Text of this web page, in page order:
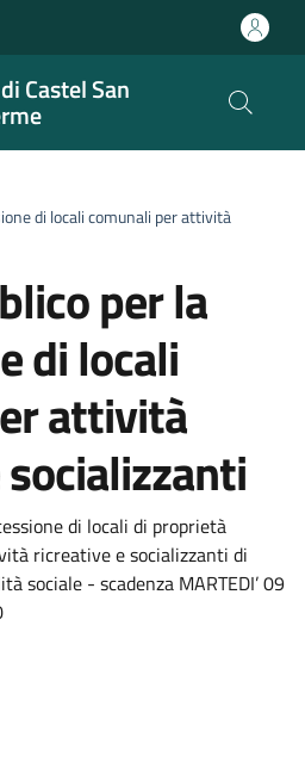
Castel San
di locali comunali per attività
per la
di locali
attività
notiziadi locali di proprietà
ricreative e socializzanti di
sociale - scadenza MARTEDI’ 09